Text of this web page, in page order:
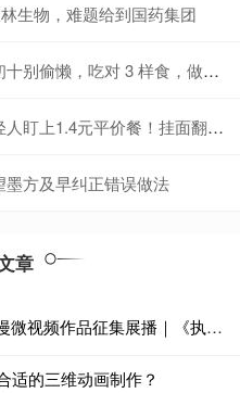
生物，难题给到国药集团
3 样食，做好 1 件事，日子越越过越顺
1.4元平价餐！挂面翻盘成新宠
方及早纠正错误做法
章
龙辉配资 第十九届全国法治动漫微视频作品征集展播｜《执镜溯法 法脉千载少年越》
适的三维动画制作？